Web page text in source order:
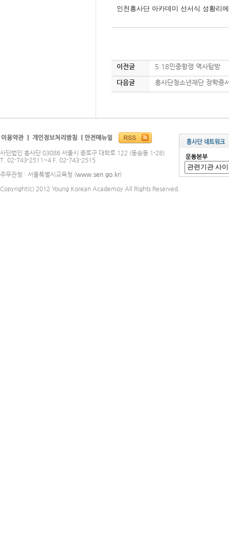
인천흥사단 아카데미 선서식 성황리
이전글 5.18민중항쟁 역사탐방
다음글 흥사단청소년재단 장학증
사단법인 흥사단 03086 서울시 종로구 대학로 122 (동숭동 1-28)
T. 02-743-2511~4 F. 02-743-2515
주무관청 : 서울특별시교육청 (www.sen.go.kr)
Copyright(c) 2012 Young Korean Academoy All Rights Reserved.